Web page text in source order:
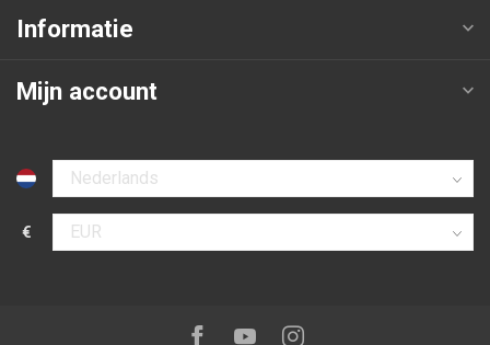
Informatie
Mijn account
Selecteer taal
€
Selecteer valuta
Volg ons op:Facebook
YoutubeInstagram